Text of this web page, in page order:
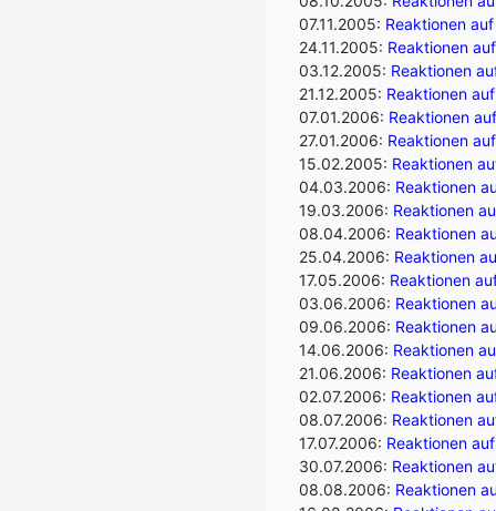
07.11.2005: Reaktionen
24.11.2005: Reaktionen
03.12.2005: Reaktionen
21.12.2005: Reaktionen
07.01.2006: Reaktionen
27.01.2006: Reaktionen
15.02.2005: Reaktionen
04.03.2006: Reaktionen
19.03.2006: Reaktionen
08.04.2006: Reaktionen
25.04.2006: Reaktionen
17.05.2006: Reaktionen
03.06.2006: Reaktionen
09.06.2006: Reaktionen
14.06.2006: Reaktionen
21.06.2006: Reaktionen
02.07.2006: Reaktionen
08.07.2006: Reaktionen
17.07.2006: Reaktionen
30.07.2006: Reaktionen
08.08.2006: Reaktionen